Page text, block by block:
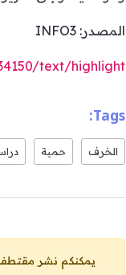
المصدر: INFO3
text/highlight/
Tags:
الخرف حمية
يمكنكم نشر مقتطفات من المقال